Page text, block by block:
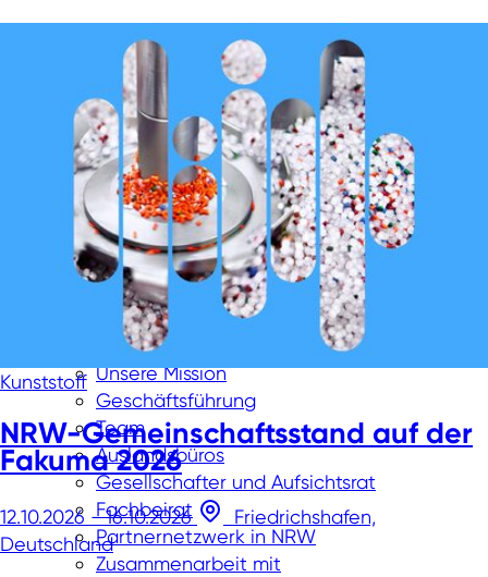
Unsere Mission
Geschäftsführung
Team
Auslandsbüros
Gesellschafter und Aufsichtsrat
Fachbeirat
Partnernetzwerk in NRW
Zusammenarbeit mit
Kunststoff
NRW-Gemeinschaftsstand auf der
Fakuma 2026
12.10.2026 - 16.10.2026
Friedrichshafen,
Deutschland